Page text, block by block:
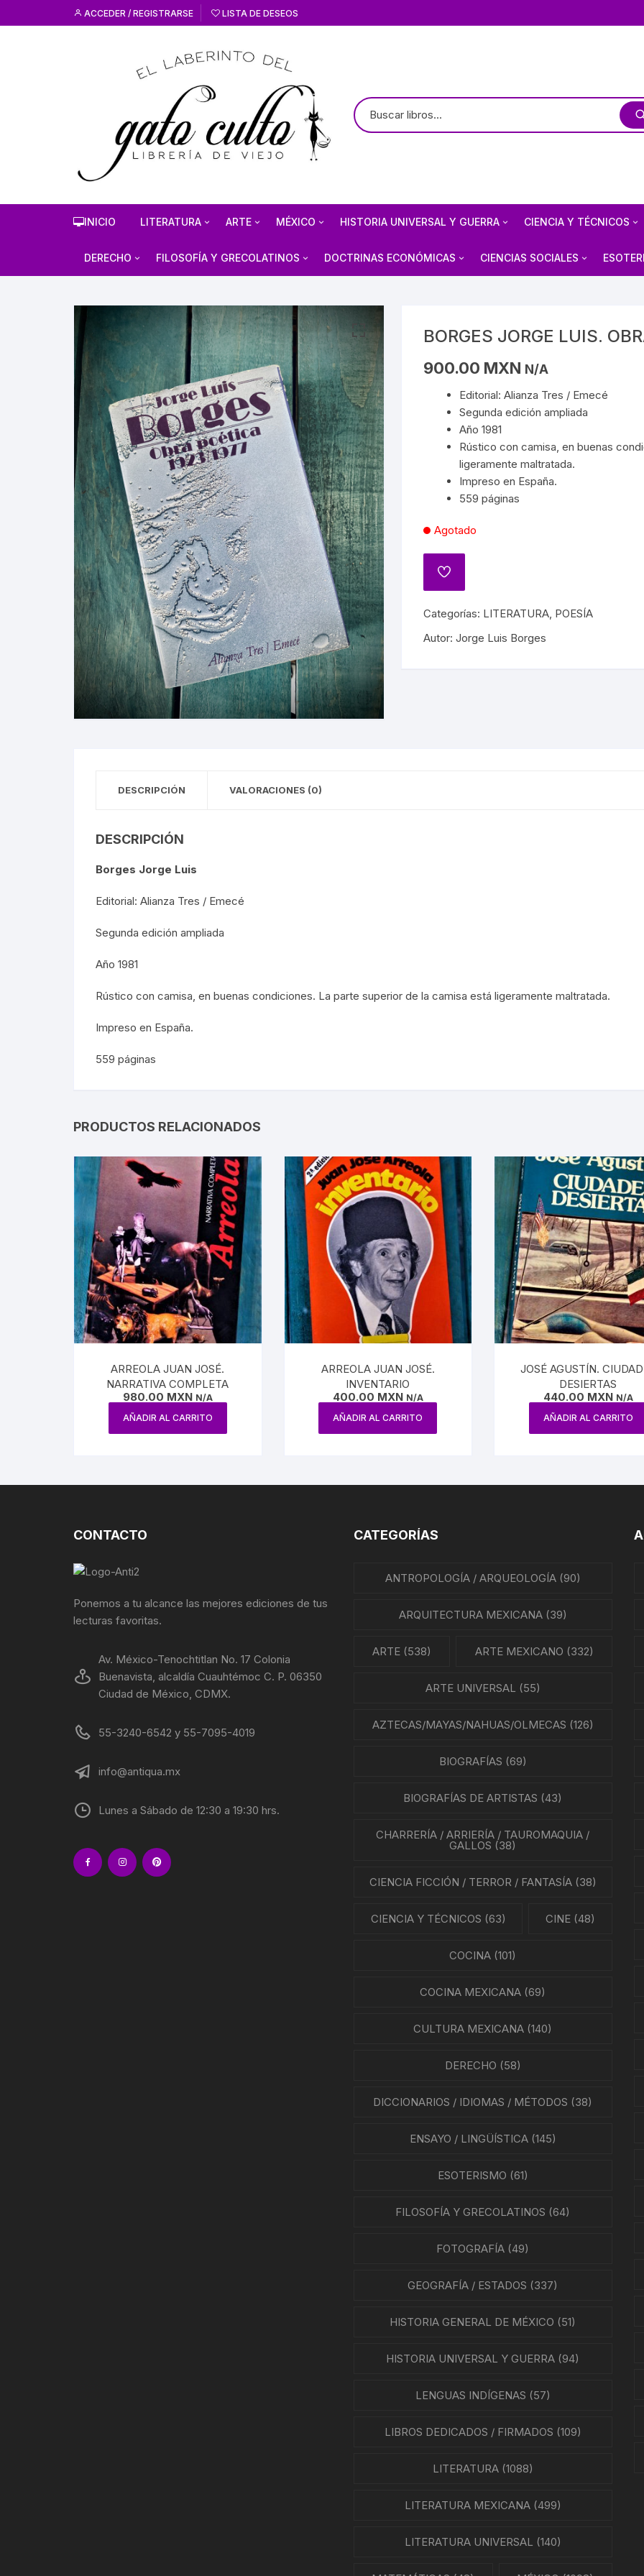
ACCEDER / REGISTRARSE LISTA DE DESEOS
INICIO LITERATURA
HISTORIA DE LA
LITERATURA MEXICANA
LITERATURA UNIVERSAL
CIENCIA FICCIÓN / TERROR /
FANTASÍA
AGUILAR
ENSAYO / LINGÜÍSTICA
HUMORISMO
POESÍA
TEATRO HISTORIA DEL TEATRO
ARTE
HISTORIA DEL ARTE
OBRA PLÁSTICA
ARTE UNIVERSAL
BIOGRAFÍAS DE ARTISTAS
OBRA PLÁSTICA
REVISTA AMÉRICA
REVISTA ARTES DE MÉXICO
REVISTA ATENEO
REVISTA BELLAS ARTES
REVISTA
CONTEMPORÁNEOS
REVISTA EL HIJO PRÓDIGO
CARICATURA
CINE HISTORIA DEL CINE
CIRCO / PAYASOS
DANZA
ESTRIDENTISMO
MÚSICA
MÉXICO
ANTROPOLOGÍA / ARQUEOLOGÍA
CÓDICES
AZTECAS/MAYAS/NAHUAS/OLMECAS
CONQUISTA
NUEVA ESPAÑA
INQUISICIÓN EN MÉXICO
LENGUAS INDÍGENAS
HISTORIA GENERAL DE MÉXICO
INDEPENDENCIA
INTERVENCIONES
BENITO JUÁREZ
MAXIMILIANO
REFORMA
EDUCACIÓN EN MÉXICO
MOVIMIENTO ESTUDIANTIL
LECUMBERRI
CULTURA MEXICANA
PERIODISMO Y COMUNICACIÓN
GEOGRAFÍA / ESTADOS
BIOGRAFÍAS
EJÉRCITO MEXICANO / MARINA
MINERÍA
HISTORIA UNIVERSAL Y GUERRA
HISTORIOGRAFÍA
RENACIMIENTO
REVOLUCIONES
PAÍSES
GUERRILLA
INQUISICIÓN
PRIMERA Y SEGUNDA
GUERRA MUNDIAL
NAZISMO
CIENCIA Y TÉCNICOS
ASTRONOMÍA
QUÍMICA
DERECHO
EN GENERAL
CÓDIGOS
LEYES
FILOSOFÍA Y GRECOLATINOS
AUTORES GRECOLATINOS
MITOLOGÍA
ESTUDIOS SOBRE ÉTICA
ESTUDIOS SOBRE LÓGICA
DOCTRINAS ECONÓMICAS
CAPITALISMO
COMUNISMO
MARXISMO
SOCIALISMO
TROTSKISMO
CIENCIAS SOCIALES
POLÍTICA
SOCIOLOGÍA
CIELO
MAGIA
BORGES JORGE LUIS.
900.00 MXN N/A
Editorial: Alianza Tres / Emecé
Segunda edición ampliada
Año 1981
Rústico con camisa, en buenas
ligeramente maltratada.
Impreso en España.
559 páginas
Agotado
Categorías: LITERATURA POESÍA
Autor: Jorge Luis Borges
DESCRIPCIÓN VALORACIONES (0)
DESCRIPCIÓN
Borges Jorge Luis
Editorial: Alianza Tres / Emecé
Segunda edición ampliada
Año 1981
Rústico con camisa, en buenas condiciones. La parte superior de la camisa está ligeramente maltratada.
Impreso en España.
559 páginas
PRODUCTOS RELACIONADOS
ARREOLA JUAN JOSÉ.
NARRATIVA COMPLETA
980.00 MXN N/A
AÑADIR AL CARRITO
ARREOLA JUAN JOSÉ.
INVENTARIO
400.00 MXN N/A
AÑADIR AL CARRITO
JOSÉ AGUSTÍN.
DESIERTAS
440.00 MXN N/A
AÑADIR AL CARRITO
CONTACTO
Ponemos a tu alcance las mejores ediciones de tus
lecturas favoritas.
Av. México-Tenochtitlan No. 17 Colonia
Buenavista, alcaldía Cuauhtémoc C. P. 06350
Ciudad de México, CDMX.
55-3240-6542 y 55-7095-4019
info@antiqua.mx
Lunes a Sábado de 12:30 a 19:30 hrs.
CATEGORÍAS
ANTROPOLOGÍA / ARQUEOLOGÍA(90)
ARQUITECTURA MEXICANA(39)
ARTE (538) ARTE MEXICANO (332)
ARTE UNIVERSAL (55)
AZTECAS/MAYAS/NAHUAS/OLMECAS (126)
BIOGRAFÍAS (69)
BIOGRAFÍAS DE ARTISTAS (43)
CHARRERÍA / ARRIERÍA / TAUROMAQUIA /
GALLOS (38)
CIENCIA FICCIÓN / TERROR / FANTASÍA(38)
CIENCIA Y TÉCNICOS (63) CINE (48)
COCINA (101)
COCINA MEXICANA (69)
CULTURA MEXICANA (140)
DERECHO (58)
DICCIONARIOS / IDIOMAS / MÉTODOS (38)
ENSAYO / LINGÜÍSTICA(145)
ESOTERISMO (61)
FILOSOFÍA Y GRECOLATINOS (64)
FOTOGRAFÍA (49)
GEOGRAFÍA / ESTADOS (337)
HISTORIA GENERAL DE MÉXICO (51)
HISTORIA UNIVERSAL Y GUERRA (94)
LENGUAS INDÍGENAS (57)
LIBROS DEDICADOS / FIRMADOS (109)
LITERATURA(1088)
LITERATURA MEXICANA(499)
LITERATURA UNIVERSAL (140)